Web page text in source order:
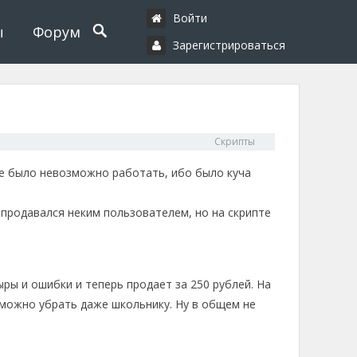
Форум
Войти
Зарегистрироваться
Скрипты
было невозможно работать, ибо было куча
неким пользователем, но на скрипте
и ошибки и теперь продает за 250 рублей. На
убрать даже школьнику. Ну в общем не